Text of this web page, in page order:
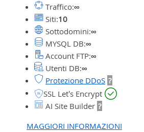
Traffico:∞
Siti:10
Sottodomini:∞
MYSQL DB:∞
Account FTP:∞
Utenti DB:∞
Protezione DDoS ?
SSL Let’s Encrypt
AI Site Builder ?
MAGGIORI INFORMAZIONI